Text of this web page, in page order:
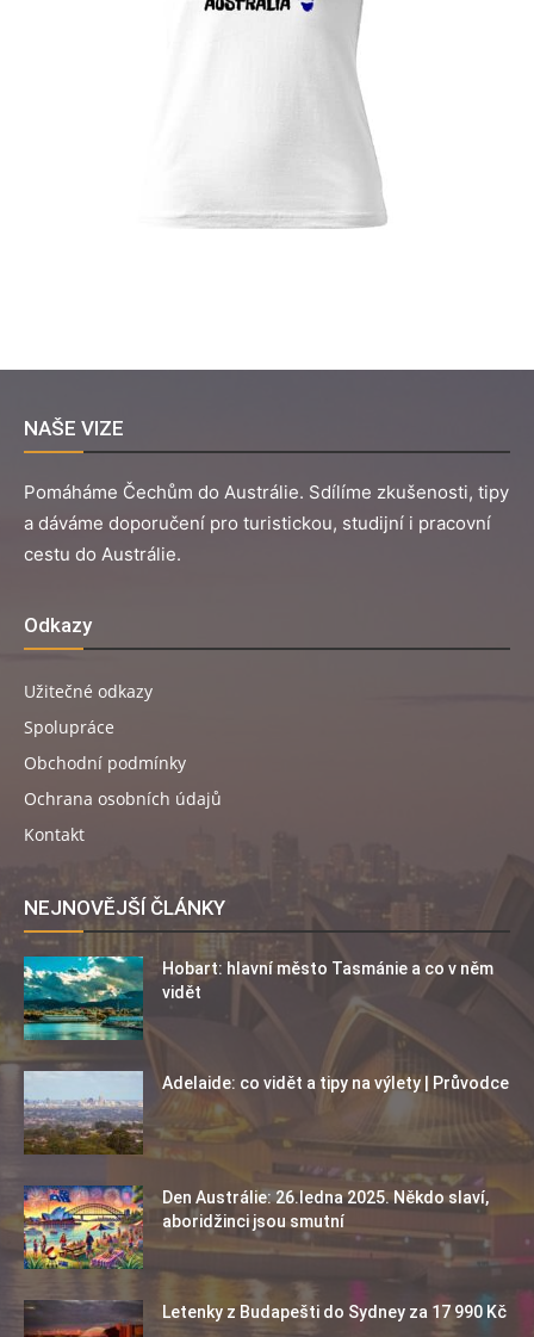
NAŠE VIZE
Pomáháme Čechům do Austrálie. Sdílíme zkušenosti, tipy
a dáváme doporučení pro turistickou, studijní i pracovní
cestu do Austrálie.
Odkazy
Užitečné odkazy
Spolupráce
Obchodní podmínky
Ochrana osobních údajů
Kontakt
NEJNOVĚJŠÍ ČLÁNKY
Hobart: hlavní město Tasmánie a co v něm
vidět
Adelaide: co vidět a tipy na výlety | Průvodce
Den Austrálie: 26.ledna 2025. Někdo slaví,
aboridžinci jsou smutní
Letenky z Budapešti do Sydney za 17 990 Kč